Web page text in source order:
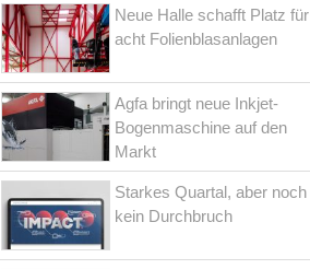
Neue Halle schafft Platz für
acht Folienblasanlagen
Agfa bringt neue Inkjet-
Bogenmaschine auf den
Markt
Starkes Quartal, aber noch
kein Durchbruch